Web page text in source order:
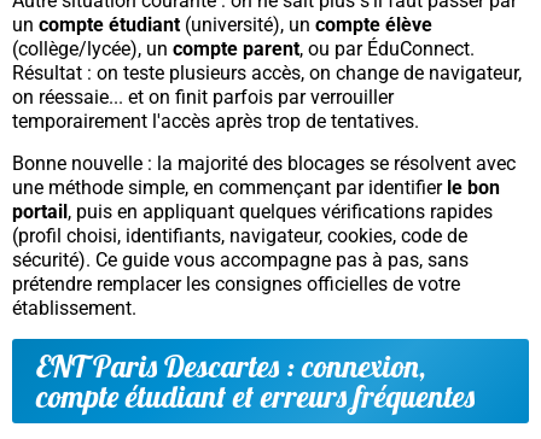
un compte étudiant (université), un compte élève
(collège/lycée), un compte parent, ou par ÉduConnect.
Résultat : on teste plusieurs accès, on change de navigateur,
on réessaie... et on finit parfois par verrouiller
temporairement l'accès après trop de tentatives.
Bonne nouvelle : la majorité des blocages se résolvent avec
une méthode simple, en commençant par identifier le bon
portail, puis en appliquant quelques vérifications rapides
(profil choisi, identifiants, navigateur, cookies, code de
sécurité). Ce guide vous accompagne pas à pas, sans
prétendre remplacer les consignes officielles de votre
établissement.
ENT Paris Descartes : connexion,
compte étudiant et erreurs fréquentes